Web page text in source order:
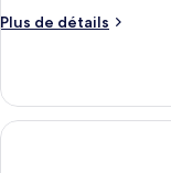
supérieure,
grand
lit,
Plus de détails
Plus
Chambre
supérieure,
1